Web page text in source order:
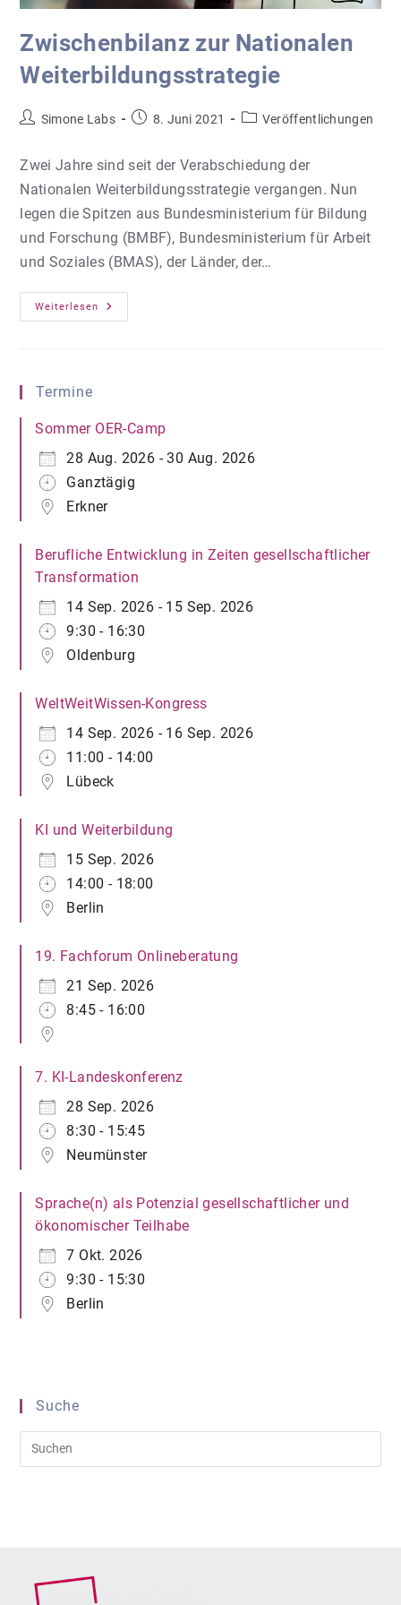
Zwischenbilanz zur Nationalen
Weiterbildungsstrategie
Beitrags-
Simone Labs
Beitrag8. Juni 2021
Beitrags-
Veröffentlichungen
Zwei Jahre sind seit der Verabschiedung der
Nationalen Weiterbildungsstrategie vergangen. Nun
legen die Spitzen aus Bundesministerium für Bildung
und Forschung (BMBF), Bundesministerium für Arbeit
und Soziales (BMAS), der Länder, der…
Weiterlesen
Zwischenbilanz
Zur
Termine
Sommer OER-Camp
28 Aug. 2026 - 30 Aug. 2026
Ganztägig
Erkner
Berufliche Entwicklung in Zeiten gesellschaftlicher
Transformation
14 Sep. 2026 - 15 Sep. 2026
9:30 - 16:30
Oldenburg
WeltWeitWissen-Kongress
14 Sep. 2026 - 16 Sep. 2026
11:00 - 14:00
Lübeck
KI und Weiterbildung
15 Sep. 2026
14:00 - 18:00
Berlin
19. Fachforum Onlineberatung
21 Sep. 2026
8:45 - 16:00
7. KI-Landeskonferenz
28 Sep. 2026
8:30 - 15:45
Neumünster
Sprache(n) als Potenzial gesellschaftlicher und
ökonomischer Teilhabe
7 Okt. 2026
9:30 - 15:30
Berlin
Suche